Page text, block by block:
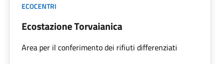
ECOCENTRI
Ecostazione Torvaianica
Area per il conferimento dei rifiuti differenziati